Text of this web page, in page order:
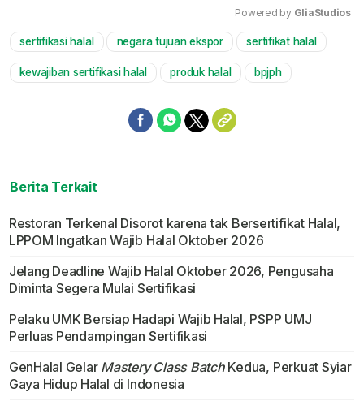
Mute
Powered by GliaStudios
sertifikasi halal negara tujuan ekspor sertifikat halal
kewajiban sertifikasi halal produk halal bpjph
Berita Terkait
Restoran Terkenal Disorot karena tak Bersertifikat Halal,
LPPOM Ingatkan Wajib Halal Oktober 2026
Jelang Deadline Wajib Halal Oktober 2026, Pengusaha
Diminta Segera Mulai Sertifikasi
Pelaku UMK Bersiap Hadapi Wajib Halal, PSPP UMJ
Perluas Pendampingan Sertifikasi
GenHalal Gelar Mastery Class BatchKedua, Perkuat Syiar
Gaya Hidup Halal di Indonesia